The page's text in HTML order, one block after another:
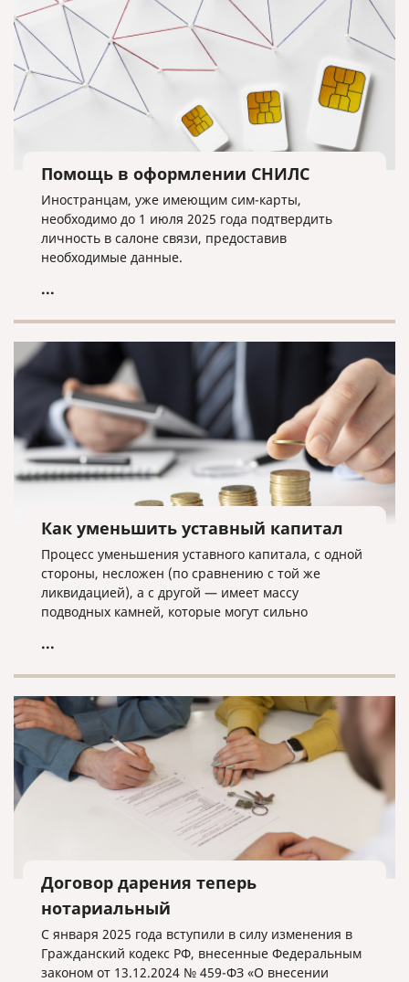
Помощь в оформлении СНИЛС
Иностранцам, уже имеющим сим-карты,
необходимо до 1 июля 2025 года подтвердить
личность в салоне связи, предоставив
необходимые данные.
...
Как уменьшить уставный капитал
Процесс уменьшения уставного капитала, с одной
стороны, несложен (по сравнению с той же
ликвидацией), а с другой — имеет массу
подводных камней, которые могут сильно
...
Договор дарения теперь
нотариальный
С января 2025 года вступили в силу изменения в
Гражданский кодекс РФ, внесенные Федеральным
законом от 13.12.2024 № 459-ФЗ «О внесении